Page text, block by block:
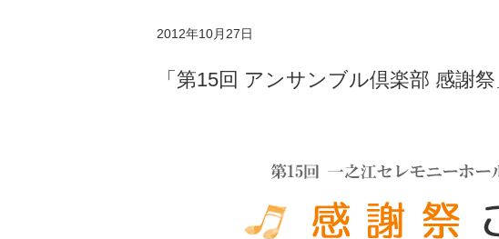
2012年10月27日
「第15回 アンサンブル倶楽部 感謝